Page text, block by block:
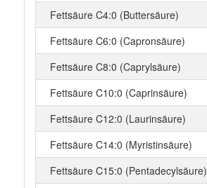
Fettsäure C4:0 (Buttersäure)
Fettsäure C6:0 (Capronsäure)
Fettsäure C8:0 (Caprylsäure)
Fettsäure C10:0 (Caprinsäure)
Fettsäure C12:0 (Laurinsäure)
Fettsäure C14:0 (Myristinsäure)
Fettsäure C15:0 (Pentadecylsäure)